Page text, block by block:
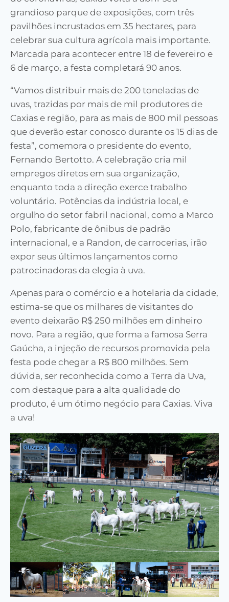
grandioso parque de exposições, com três
pavilhões incrustados em 35 hectares, para
celebrar sua cultura agrícola mais importante.
Marcada para acontecer entre 18 de fevereiro e
6 de março, a festa completará 90 anos.
“Vamos distribuir mais de 200 toneladas de
uvas, trazidas por mais de mil produtores de
Caxias e região, para as mais de 800 mil pessoas
que deverão estar conosco durante os 15 dias de
festa”, comemora o presidente do evento,
Fernando Bertotto. A celebração cria mil
empregos diretos em sua organização,
enquanto toda a direção exerce trabalho
voluntário. Potências da indústria local, e
orgulho do setor fabril nacional, como a Marco
Polo, fabricante de ônibus de padrão
internacional, e a Randon, de carrocerias, irão
expor seus últimos lançamentos como
patrocinadoras da elegia à uva.
Apenas para o comércio e a hotelaria da cidade,
estima-se que os milhares de visitantes do
evento deixarão R$ 250 milhões em dinheiro
novo. Para a região, que forma a famosa Serra
Gaúcha, a injeção de recursos promovida pela
festa pode chegar a R$ 800 milhões. Sem
dúvida, ser reconhecida como a Terra da Uva,
com destaque para a alta qualidade do
produto, é um ótimo negócio para Caxias. Viva
a uva!